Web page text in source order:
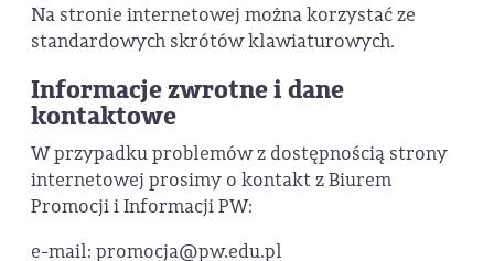
Na stronie internetowej można korzystać ze
standardowych skrótów klawiaturowych.
Informacje zwrotne i dane
kontaktowe
W przypadku problemów z dostępnością strony
internetowej prosimy o kontakt z Biurem
Promocji i Informacji PW:
e-mail: promocja@pw.edu.pl